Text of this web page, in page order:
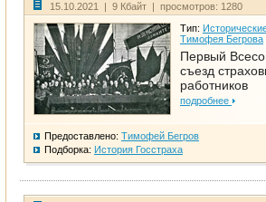
15.10.2021 | 9 Кбайт | просмотров: 1280
Тип:
Тимофея Бегрова
Первый
съезд
работников
подробнее
Предоставлено: Тимофей Бегров
Подборка: История Госстраха